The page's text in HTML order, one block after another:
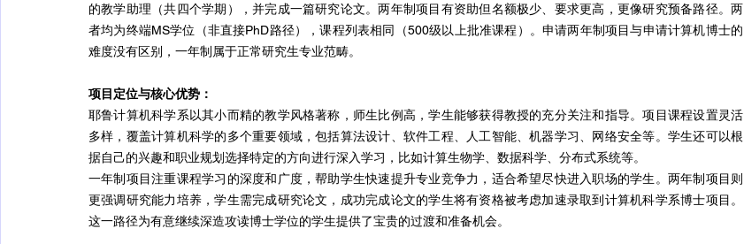
的教学助理（共四个学期），并完成一篇研究论文。两年制项目有资助但名额极少、要求更高，更像研究预备路径。两
者均为终端MS学位（非直接PhD路径），课程列表相同（500级以上批准课程）。申请两年制项目与申请计算机博士的
难度没有区别，一年制属于正常研究生专业范畴。
项目定位与核心优势：
耶鲁计算机科学系以其小而精的教学风格著称，师生比例高，学生能够获得教授的充分关注和指导。项目课程设置灵活
多样，覆盖计算机科学的多个重要领域，包括算法设计、软件工程、人工智能、机器学习、网络安全等。学生还可以根
据自己的兴趣和职业规划选择特定的方向进行深入学习，比如计算生物学、数据科学、分布式系统等。
一年制项目注重课程学习的深度和广度，帮助学生快速提升专业竞争力，适合希望尽快进入职场的学生。两年制项目则
更强调研究能力培养，学生需完成研究论文，成功完成论文的学生将有资格被考虑加速录取到计算机科学系博士项目。
这一路径为有意继续深造攻读博士学位的学生提供了宝贵的过渡和准备机会。